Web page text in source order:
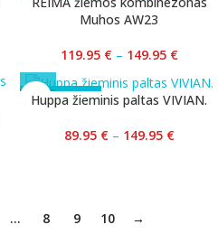
Muhos AW23
119.95 € – 149.95 €
-40%
Huppa žieminis paltas VIVIAN.
89.95 € – 149.95 €
… 8 9 10
→